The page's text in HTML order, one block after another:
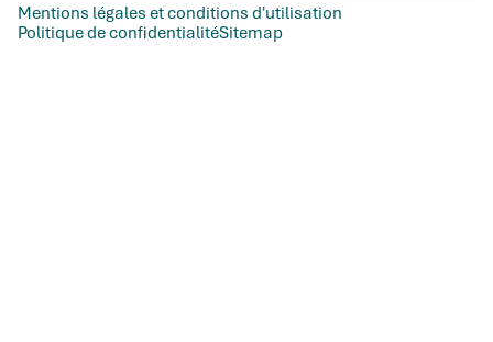
Mentions légales et conditions d'utilisation
Politique de confidentialitéSitemap